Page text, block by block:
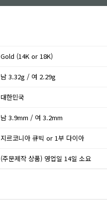
Gold (14K or 18K)
남 3.32g / 여 2.29g
대한민국
남 3.9mm / 여 3.2mm
지르코니아 큐빅 or 1부 다이아
(주문제작 상품) 영업일 14일 소요